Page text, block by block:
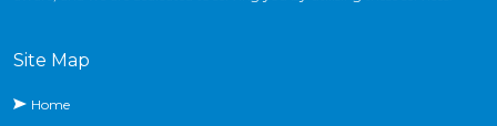
Site Map
Home